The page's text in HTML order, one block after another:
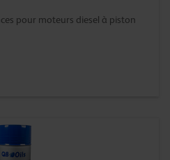
pour moteurs diesel à piston